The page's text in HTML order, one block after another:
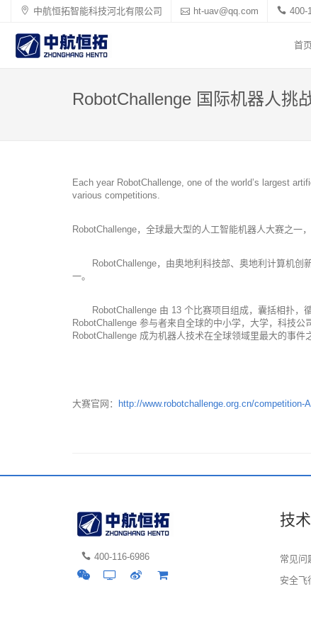
中航恒拓智能科技河北有限公司 ht-uav@qq.com 400-
首页
RobotChallenge 国际机器人挑
Each year RobotChallenge, one of the world’s largest
various competitions.
RobotChallenge，全球最大型的人工智能机器人大赛之一
RobotChallenge，由奥地利科技部、奥地利计算机创新
一。
RobotChallenge 由 13 个比赛项目组成，囊括相扑，循
RobotChallenge 参与者来自全球的中小学，大学，科技
RobotChallenge 成为机器人技术在全球领域里最大的事件
大赛官网： http://www.robotchallenge.org.cn/competition-
400-116-6986
技
常见问
安全飞